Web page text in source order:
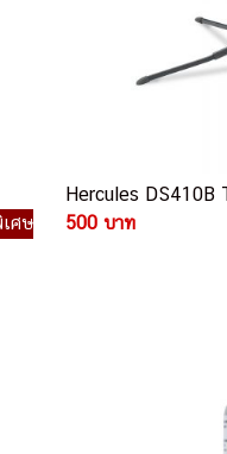
ศษ
Hercules DS410B
500 บาท